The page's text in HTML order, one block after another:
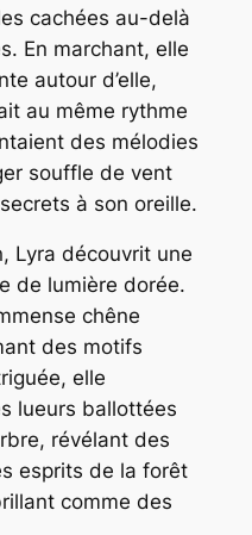
cachées au-delà
En marchant, elle
autour d’elle,
au même rythme
des mélodies
souffle de vent
à son oreille.
Lyra découvrit une
de lumière dorée.
chêne
des motifs
elle
lueurs ballottées
révélant des
esprits de la forêt
comme des